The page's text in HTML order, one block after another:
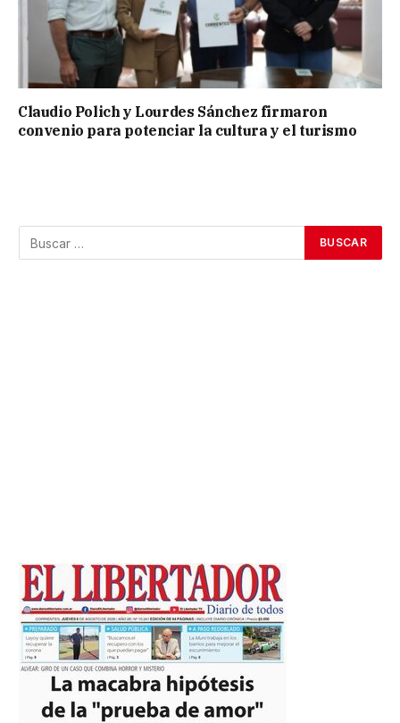
Claudio Polich y Lourdes Sánchez firmaron
convenio para potenciar la cultura y el turismo